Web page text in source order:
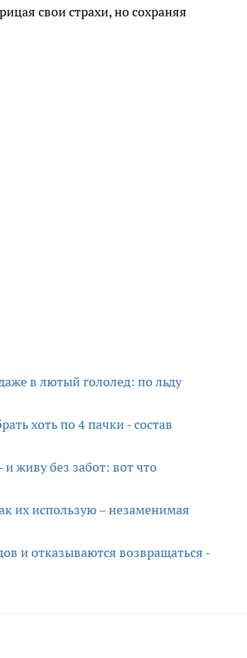
свои страхи, но сохраняя
в лютый гололед: по льду
хоть по 4 пачки - состав
живу без забот: вот что
их использую – незаменимая
и отказываются возвращаться -